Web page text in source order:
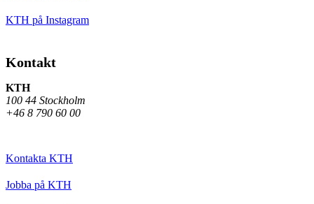
KTH på Instagram
Kontakt
KTH
100 44 Stockholm
+46 8 790 60 00
Kontakta KTH
Jobba på KTH